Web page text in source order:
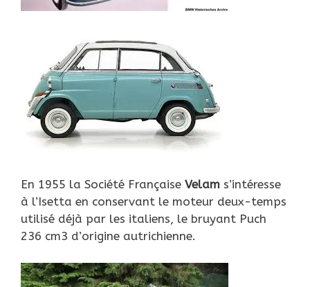
En 1955 la Société Française Velam s’intéresse
à l’Isetta en conservant le moteur deux-temps
utilisé déjà par les italiens, le bruyant Puch
236 cm3 d’origine autrichienne.